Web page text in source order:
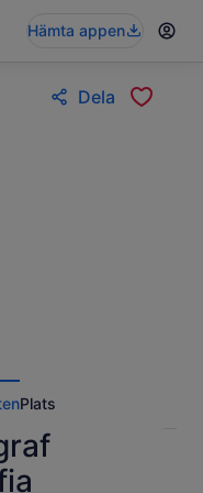
Hämta appen
Dela
Plats